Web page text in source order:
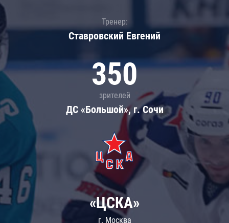
Тренер:
Ставровский Евгений
350
зрителей
ДС «Большой», г. Сочи
«ЦСКА»
г. Москва